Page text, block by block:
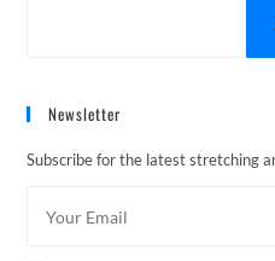
Newsletter
Subscribe for the latest stretching